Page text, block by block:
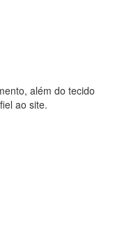
além do tecido
ao site.